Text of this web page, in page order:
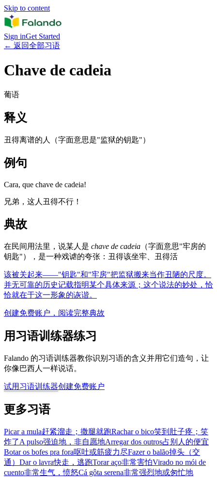
Skip to content
Sign inGet Started
← 返回全部习语
Chave de cadeia
葡语
释义
丑得离谱的人（字面意思是"监狱的钥匙"）
例句
Cara, que chave de cadeia!
兄弟，这人丑得不行！
典故
在民间用法里，说某人是 chave de cadeia （字面意思"牢房的
钥匙"），是一种戏谑的夸张：丑得该坐牢、丑得活
该被关起来——"钥匙"和"牢房"把监狱搬来当作丑陋的尺度。
并无可靠的历史记载指明某个具体来源；这个说法的妙处，恰
恰就在于这一形象的诙谐。
创建免费账户，阅读完整典故
用习语训练器练习
Falando 的习语训练器教你识别习语的含义并用它们造句，让
你像巴西人一样说话。
试用习语训练器创建免费账户
更多习语
Picar a mula赶紧溜走；撒腿就跑Rachar o bico笑到肚子疼；笑
炸了A pulso强迫地，非自愿地Arregar dos outros占别人的便宜
Botar os bofes pra fora呕吐或筋疲力尽Fazer o balão掉头（交
通） Dar o lavra快走，逃跑Torar aço非常害怕Virado no mói de
cuento非常生气，愤怒Cá gôta serena非常强烈地或匆忙地